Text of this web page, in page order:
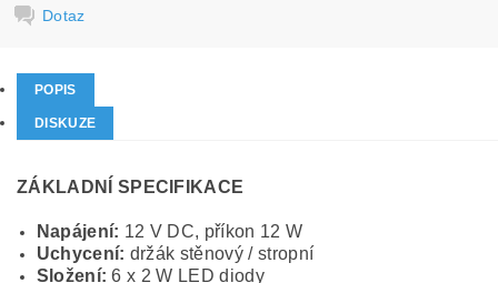
Dotaz
POPIS
DISKUZE
ZÁKLADNÍ SPECIFIKACE
Napájení: 12 V DC, příkon 12 W
Uchycení: držák stěnový / stropní
Složení: 6 x 2 W LED diody